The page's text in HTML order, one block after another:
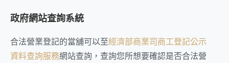
政府網站查詢系統
合法營業登記的當舖可以至經濟部商業司商工登記公示
資料查詢服務網站查詢，查詢您所想要確認是否合法營